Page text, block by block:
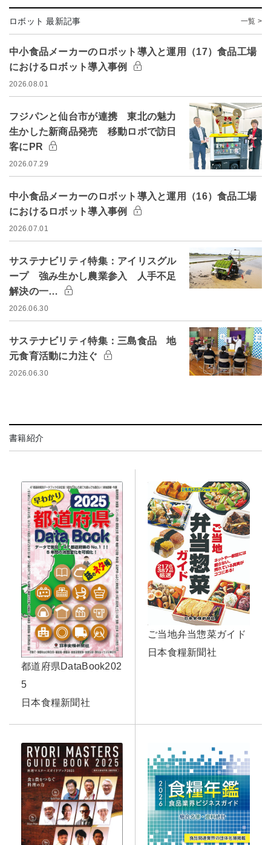
ロボット 最新記事 一覧 >
中小食品メーカーのロボット導入と運用（17）食品工場
におけるロボット導入事例
2026.08.01
フジパンと仙台市が連携 東北の魅力
生かした新商品発売 移動ロボで訪日
客にPR
2026.07.29
中小食品メーカーのロボット導入と運用（16）食品工場
におけるロボット導入事例
2026.07.01
サステナビリティ特集：アイリスグル
ープ 強み生かし農業参入 人手不足
解決の一…
2026.06.30
サステナビリティ特集：三島食品 地
元食育活動に力注ぐ
2026.06.30
書籍紹介
都道府県DataBook202
5
日本食糧新聞社
ご当地弁当惣菜ガイド
日本食糧新聞社